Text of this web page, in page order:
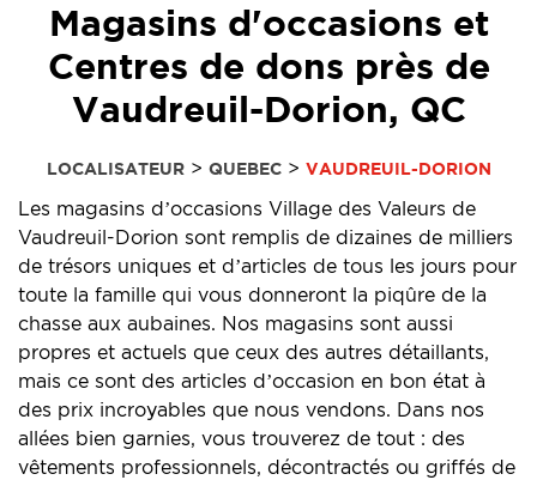
Magasins d'occasions et
Centres de dons près de
Vaudreuil-Dorion, QC
LOCALISATEUR> QUEBEC> VAUDREUIL-DORION
Les magasins d’occasions Village des Valeurs de
Vaudreuil-Dorion sont remplis de dizaines de milliers
de trésors uniques et d’articles de tous les jours pour
toute la famille qui vous donneront la piqûre de la
chasse aux aubaines. Nos magasins sont aussi
propres et actuels que ceux des autres détaillants,
mais ce sont des articles d’occasion en bon état à
des prix incroyables que nous vendons. Dans nos
allées bien garnies, vous trouverez de tout : des
vêtements professionnels, décontractés ou griffés de